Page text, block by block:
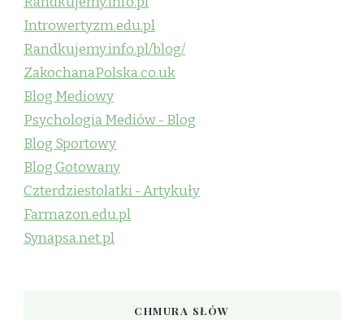
Introwertyzm.edu.pl
Randkujemy.info.pl/blog/
ZakochanaPolska.co.uk
Blog Mediowy
Psychologia Mediów - Blog
Blog Sportowy
Blog Gotowany
Czterdziestolatki - Artykuły
Farmazon.edu.pl
Synapsa.net.pl
CHMURA SŁÓW